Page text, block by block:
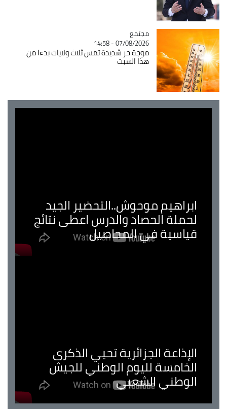
Catégorie
مجتمع
07/08/2026 - 14:58
موجة حر شديدة تمس ثلاث ولايات بدءا من
هذا السبت
ابراهيم موحوش..التحضير الجيد
لحملة الحصاد والدرس اعطى نتائج
قياسية في المحاصيل
الإذاعة الجزائرية تحيي الذكرى
الخامسة لليوم الوطني للجيش
الوطني الشعبي